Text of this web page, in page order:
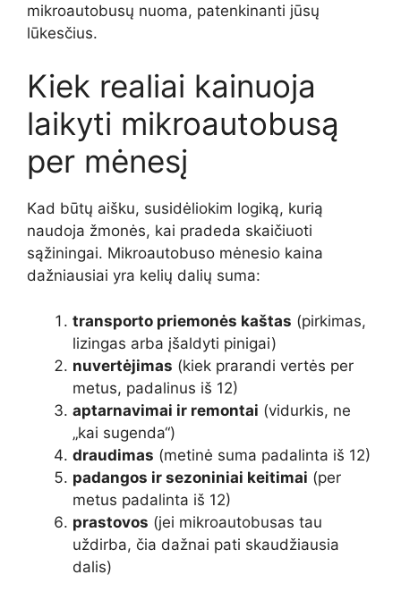
mikroautobusų nuoma, patenkinanti jūsų
lūkesčius.
Kiek realiai kainuoja
laikyti mikroautobusą
per mėnesį
Kad būtų aišku, susidėliokim logiką, kurią
naudoja žmonės, kai pradeda skaičiuoti
sąžiningai. Mikroautobuso mėnesio kaina
dažniausiai yra kelių dalių suma:
transporto priemonės kaštas (pirkimas,
lizingas arba įšaldyti pinigai)
nuvertėjimas (kiek prarandi vertės per
metus, padalinus iš 12)
aptarnavimai ir remontai (vidurkis, ne
„kai sugenda“)
draudimas (metinė suma padalinta iš 12)
padangos ir sezoniniai keitimai (per
metus padalinta iš 12)
prastovos (jei mikroautobusas tau
uždirba, čia dažnai pati skaudžiausia
dalis)